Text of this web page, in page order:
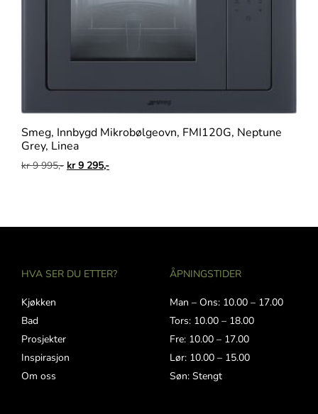
Smeg, Innbygd Mikrobølgeovn, FMI120G, Neptune
Grey, Linea
kr9 995,- kr9 295,-
HVA SER DU ETTER?
Kjøkken
Bad
Prosjekter
Inspirasjon
Om oss
ÅPNINGSTIDER
Man – Ons: 10.00 – 17.00
Tors: 10.00 – 18.00
Fre: 10.00 – 17.00
Lør: 10.00 – 15.00
Søn: Stengt